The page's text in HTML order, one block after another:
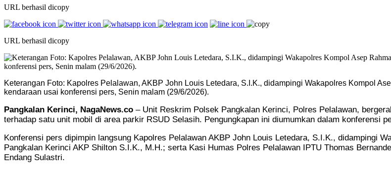
URL berhasil dicopy
URL berhasil dicopy
Keterangan Foto: Kapolres Pelalawan, AKBP John Louis Letedara, S.I.K., didampingi Wakapolres Kompol
kendaraan usai konferensi pers, Senin malam (29/6/2026).
Pangkalan Kerinci, NagaNews.co – Unit Reskrim Polsek Pangkalan Kerinci, Polres Pelalawan,
terhadap satu unit mobil di area parkir RSUD Selasih. Pengungkapan ini diumumkan dalam konferensi
Konferensi pers dipimpin langsung Kapolres Pelalawan AKBP John Louis Letedara, S.I.K., didampingi
Pangkalan Kerinci AKP Shilton S.I.K., M.H.; serta Kasi Humas Polres Pelalawan IPTU Thomas
Endang Sulastri.